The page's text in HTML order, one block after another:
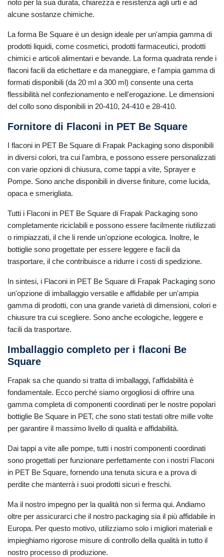
noto per la sua durata, chiarezza e resistenza agli urti e ad
alcune sostanze chimiche.
La forma Be Square è un design ideale per un'ampia gamma di
prodotti liquidi, come cosmetici, prodotti farmaceutici, prodotti
chimici e articoli alimentari e bevande. La forma quadrata rende i
flaconi facili da etichettare e da maneggiare, e l'ampia gamma di
formati disponibili (da 20 ml a 300 ml) consente una certa
flessibilità nel confezionamento e nell'erogazione. Le dimensioni
del collo sono disponibili in 20-410, 24-410 e 28-410.
Fornitore di Flaconi in PET Be Square
I flaconi in PET Be Square di Frapak Packaging sono disponibili
in diversi colori, tra cui l'ambra, e possono essere personalizzati
con varie opzioni di chiusura, come tappi a vite, Sprayer e
Pompe. Sono anche disponibili in diverse finiture, come lucida,
opaca e smerigliata.
Tutti i Flaconi in PET Be Square di Frapak Packaging sono
completamente riciclabili e possono essere facilmente riutilizzati
o rimpiazzati, il che li rende un'opzione ecologica. Inoltre, le
bottiglie sono progettate per essere leggere e facili da
trasportare, il che contribuisce a ridurre i costi di spedizione.
In sintesi, i Flaconi in PET Be Square di Frapak Packaging sono
un'opzione di imballaggio versatile e affidabile per un'ampia
gamma di prodotti, con una grande varietà di dimensioni, colori e
chiusure tra cui scegliere. Sono anche ecologiche, leggere e
facili da trasportare.
Imballaggio completo per i flaconi Be
Square
Frapak sa che quando si tratta di imballaggi, l'affidabilità è
fondamentale. Ecco perché siamo orgogliosi di offrire una
gamma completa di componenti coordinati per le nostre popolari
bottiglie Be Square in PET, che sono stati testati oltre mille volte
per garantire il massimo livello di qualità e affidabilità.
Dai tappi a vite alle pompe, tutti i nostri componenti coordinati
sono progettati per funzionare perfettamente con i nostri Flaconi
in PET Be Square, fornendo una tenuta sicura e a prova di
perdite che manterrà i suoi prodotti sicuri e freschi.
Ma il nostro impegno per la qualità non si ferma qui. Andiamo
oltre per assicurarci che il nostro packaging sia il più affidabile in
Europa. Per questo motivo, utilizziamo solo i migliori materiali e
impieghiamo rigorose misure di controllo della qualità in tutto il
nostro processo di produzione.